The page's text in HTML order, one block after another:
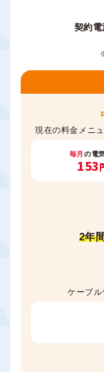
契約
現在の料金メニ
毎月の電
153
2年
ケーブ